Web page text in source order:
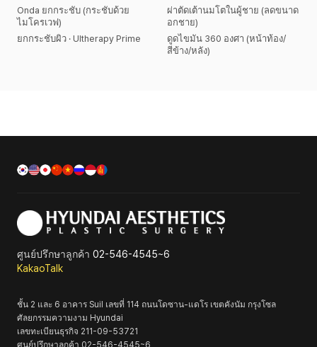
Onda ยกกระชับ (กระชับด้วย
ไมโครเวฟ)
ยกกระชับผิว · Ultherapy Prime
ผ่าตัดเต้านมโตในผู้ชาย (ลดขนาด
อกชาย)
ดูดไขมัน 360 องศา (หน้าท้อง/
สีข้าง/หลัง)
ศูนย์ปรึกษาลูกค้า 02-546-4545~6
KakaoTalk
ชั้น 2 และ 6 อาคาร Suil เลขที่ 114 ถนนโดซาน-แดโร เขตคังนัม กรุงโซล
ศัลยกรรมความงาม Hyundai
เลขทะเบียนธุรกิจ 211-09-53721
ศูนย์ปรึกษาลูกค้า 02-546-4545~6